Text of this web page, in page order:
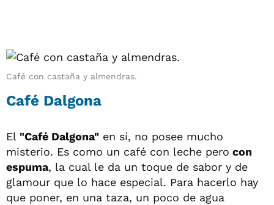
Café con castaña y almendras.
Café Dalgona
El "Café Dalgona" en sí, no posee mucho
misterio. Es como un café con leche pero con
espuma, la cual le da un toque de sabor y de
glamour que lo hace especial. Para hacerlo hay
que poner, en una taza, un poco de agua